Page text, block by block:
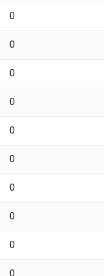
0
0
0
0
0
0
0
0
0